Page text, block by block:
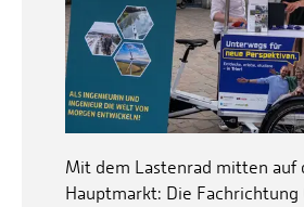
Mit dem Lastenrad mitten auf
Hauptmarkt: Die Fachrichtung